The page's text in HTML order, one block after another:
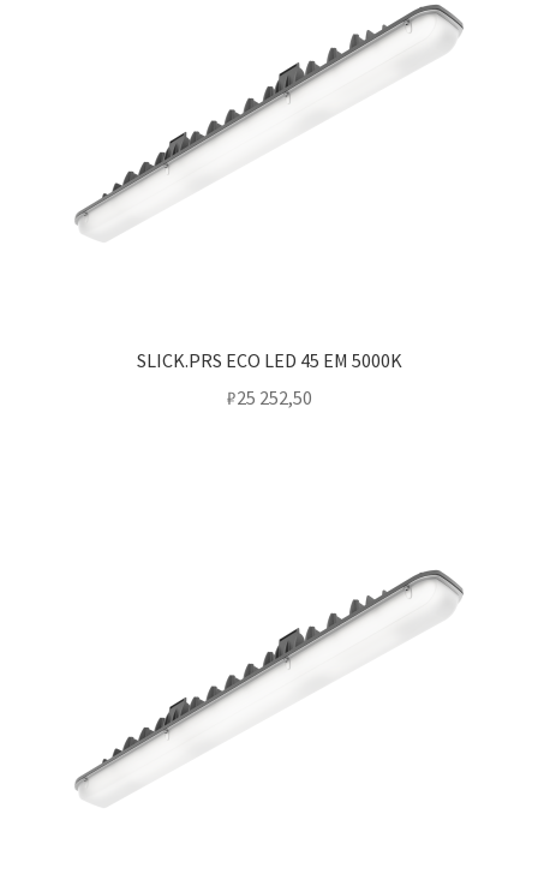
SLICK.PRS ECO LED 45 EM 5000K
₽25 252,50